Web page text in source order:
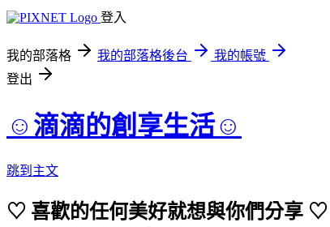
登入
我的部落格 我的部落格後台
我的帳號
登出
☺︎滴滴的創享生活☺︎
跳到主文
♡ 喜歡的任何美好就想與你們分享